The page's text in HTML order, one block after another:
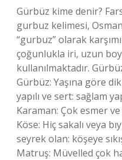
Gürbüz kime denir?
gurbuz kelimesi,
“gurbuz” olarak
çoğunlukla iri, uzun
kullanılmaktadır.
Gürbüz: Yaşına göre
yapılı ve sert: sağlam
Karaman: Çok esmer ve
Köse: Hiç sakalı veya
seyrek olan: köşeye
Matruş: Müvelled çok